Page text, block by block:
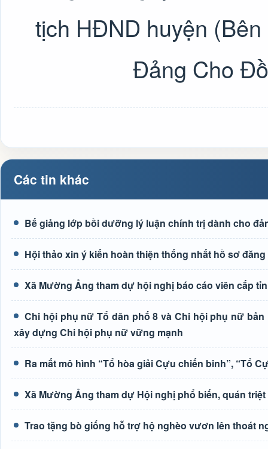
tịch HĐND huyện
Đảng Cho
Các tin khác
Bế giảng lớp bồi dưỡng lý luận chính trị dành cho
Hội thảo xin ý kiến hoàn thiện thống nhất hồ sơ
Xã Mường Ảng tham dự hội nghị báo cáo viên cấp
Chi hội phụ nữ Tổ dân phố 8 và Chi hội phụ nữ
xây dựng Chi hội phụ nữ vững mạnh
Ra mắt mô hình “Tổ hòa giải Cựu chiến binh”, “Tổ
Xã Mường Ảng tham dự Hội nghị phổ biến, quán
Trao tặng bò giống hỗ trợ hộ nghèo vươn lên thoát